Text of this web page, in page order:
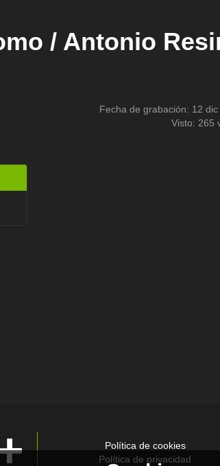
/ Antonio
Fecha de grabación: 12 dic
Visto: 265
Política de cookies
Política de privacidad